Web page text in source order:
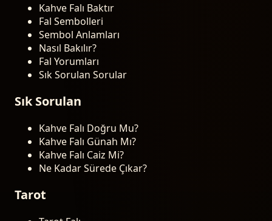
Kahve Falı Baktır
Fal Sembolleri
Sembol Anlamları
Nasıl Bakılır?
Fal Yorumları
Sık Sorulan Sorular
Sık Sorulan
Kahve Falı Doğru Mu?
Kahve Falı Günah Mı?
Kahve Falı Caiz Mi?
Ne Kadar Sürede Çıkar?
Tarot